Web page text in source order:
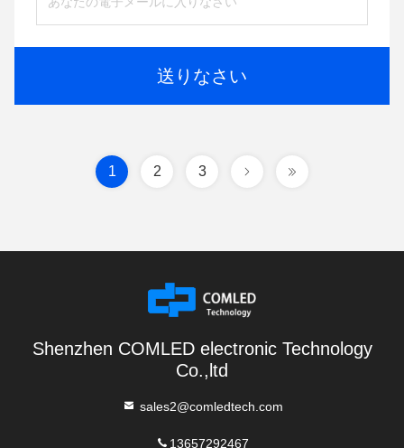
送りなさい
1 2 3
Shenzhen COMLED electronic Technology
Co.,ltd
sales2@comledtech.com
13657292467